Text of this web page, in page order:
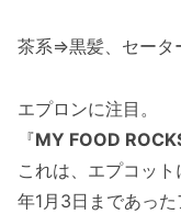
茶系⇒黒髪、セータ
エプロンに注目。
『MY FOOD
これは、エプコッ
年1月3日まであっ